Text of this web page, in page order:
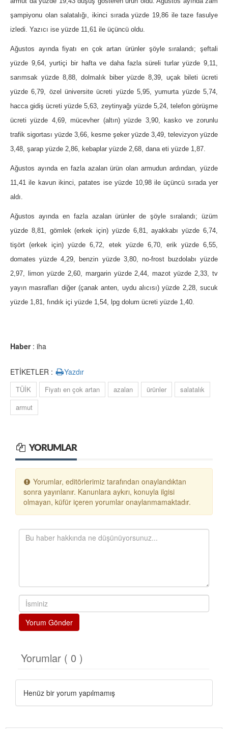
şampiyonu olan salatalığı, ikinci sırada yüzde 19,86 ile taze fasulye
izledi. Yazıcı ise yüzde 11,61 ile üçüncü oldu.
Ağustos ayında fiyatı en çok artan ürünler şöyle sıralandı; şeftali
yüzde 9,64, yurtiçi bir hafta ve daha fazla süreli turlar yüzde 9,11,
sarımsak yüzde 8,88, dolmalık biber yüzde 8,39, uçak bileti ücreti
yüzde 6,79, özel üniversite ücreti yüzde 5,95, yumurta yüzde 5,74,
hacca gidiş ücreti yüzde 5,63, zeytinyağı yüzde 5,24, telefon görüşme
ücreti yüzde 4,69, mücevher (altın) yüzde 3,90, kasko ve zorunlu
trafik sigortası yüzde 3,66, kesme şeker yüzde 3,49, televizyon yüzde
3,48, şarap yüzde 2,86, kebaplar yüzde 2,68, dana eti yüzde 1,87.
Ağustos ayında en fazla azalan ürün olan armudun ardından, yüzde
11,41 ile kavun ikinci, patates ise yüzde 10,98 ile üçüncü sırada yer
aldı.
Ağustos ayında en fazla azalan ürünler de şöyle sıralandı; üzüm
yüzde 8,81, gömlek (erkek için) yüzde 6,81, ayakkabı yüzde 6,74,
tişört (erkek için) yüzde 6,72, etek yüzde 6,70, erik yüzde 6,55,
domates yüzde 4,29, benzin yüzde 3,80, no-frost buzdolabı yüzde
2,97, limon yüzde 2,60, margarin yüzde 2,44, mazot yüzde 2,33, tv
yayın masrafları diğer (çanak anten, uydu alıcısı) yüzde 2,28, sucuk
yüzde 1,81, fındık içi yüzde 1,54, lpg dolum ücreti yüzde 1,40.
Haber: iha
ETİKETLER : Yazdır
TÜİK Fiyatı en çok artan azalan ürünler
salatalık
armut
YORUMLAR
Yorumlar, editörlerimiz tarafından onaylandıktan
sonra yayınlanır. Kanunlara aykırı, konuyla ilgisi
olmayan, küfür içeren yorumlar onaylanmamaktadır.
Yorum Gönder
Yorumlar ( 0 )
Henüz bir yorum yapılmamış